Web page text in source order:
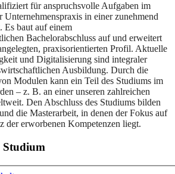
für anspruchsvolle Aufgaben im
Unternehmenspraxis in einer zunehmend
Es baut auf einem
Bachelorabschluss auf und erweitert
praxisorientierten Profil. Aktuelle
und Digitalisierung sind integraler
Ausbildung. Durch die
Modulen kann ein Teil des Studiums im
– z. B. an einer unseren zahlreichen
Den Abschluss des Studiums bilden
die Masterarbeit, in denen der Fokus auf
der erworbenen Kompetenzen liegt.
Studium